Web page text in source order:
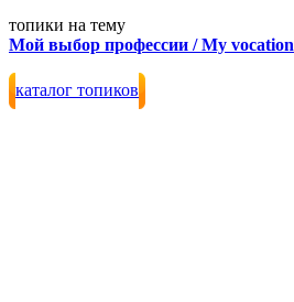
топики на тему
Мой выбор профессии / My vocation
каталог топиков